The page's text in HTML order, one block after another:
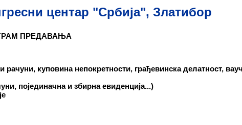
центар "Србија", Златибор
ПРЕДАВАЊА
куповина непокретности, грађевинска делатност,
појединачна и збирна евиденција...)